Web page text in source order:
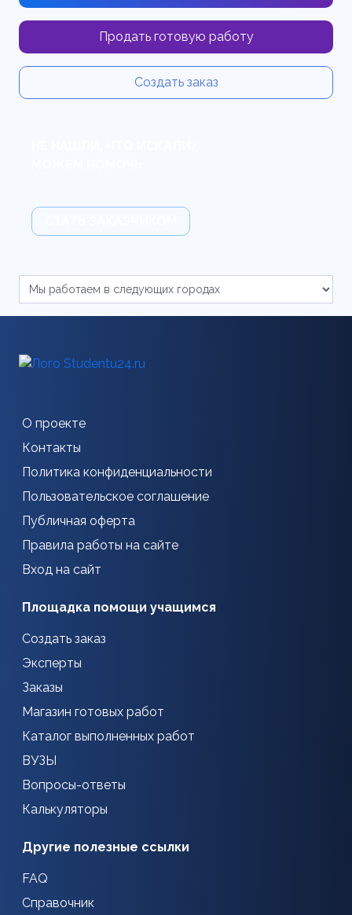
Продать готовую работу
Создать заказ
О проекте
Контакты
Политика конфиденциальности
Пользовательское соглашение
Публичная оферта
Правила работы на сайте
Вход на сайт
Площадка помощи учащимся
Создать заказ
Эксперты
Заказы
Магазин готовых работ
Каталог выполненных работ
ВУЗЫ
Вопросы-ответы
Калькуляторы
Другие полезные ссылки
FAQ
Справочник